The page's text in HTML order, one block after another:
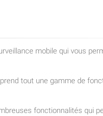
mobile qui vous
tout une gamme de
fonctionnalités qui